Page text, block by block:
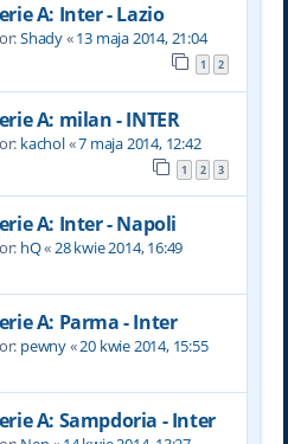
A: Inter - Lazio
Shady«13 maja 2014, 21:04
1 2
A: milan - INTER
kachol«7 maja 2014, 12:42
1 2 3
A: Inter - Napoli
hQ«28 kwie 2014, 16:49
A: Parma - Inter
pewny«20 kwie 2014, 15:55
A: Sampdoria - Inter